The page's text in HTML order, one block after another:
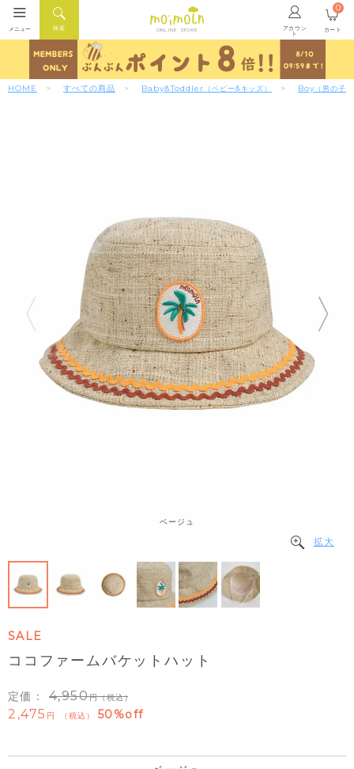
ONLINE STORE アカウン
ト
検索
メニュー カート
0
HOME すべての商品 Baby&Toddler （ベビー&キッズ） Boy （男の子）
ベージュ
拡大
SALE
ココファームバケットハット
定価： 4,950 （税込）
2,475 税込 50%off